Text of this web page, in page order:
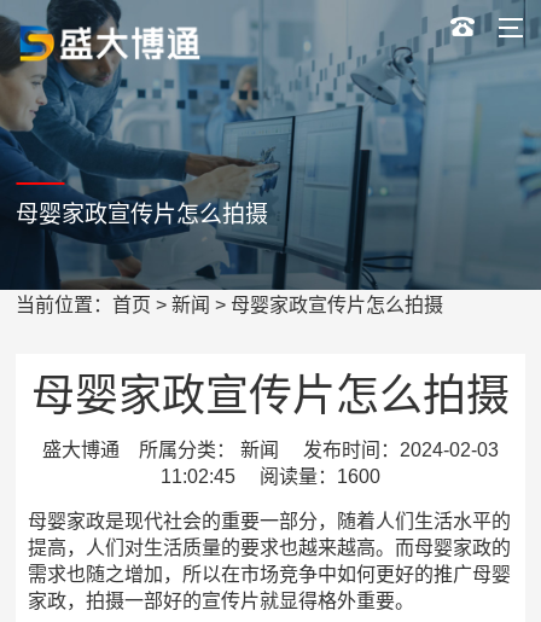
母婴家政宣传片怎么拍摄
当前位置：首页 >新闻 > 母婴家政宣传片怎么拍摄
母婴家政宣传片怎么拍摄
盛大博通 所属分类： 新闻 发布时间：2024-02-03
11:02:45 阅读量：1600
母婴家政是现代社会的重要一部分，随着人们生活水平的
提高，人们对生活质量的要求也越来越高。而母婴家政的
需求也随之增加，所以在市场竞争中如何更好的推广母婴
家政，拍摄一部好的宣传片就显得格外重要。